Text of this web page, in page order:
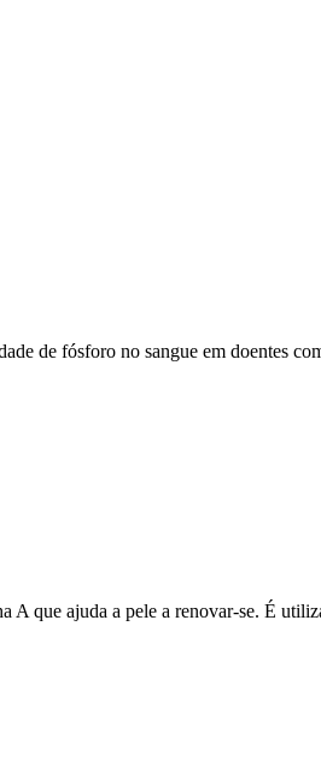
de fósforo no sangue em doentes
que ajuda a pele a renovar-se. É